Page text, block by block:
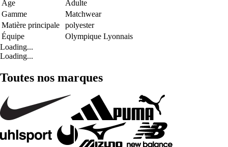
Age
Adulte
Gamme
Matchwear
Matière principale
polyester
Équipe
Olympique Lyonnais
Loading...
Loading...
Toutes nos marques